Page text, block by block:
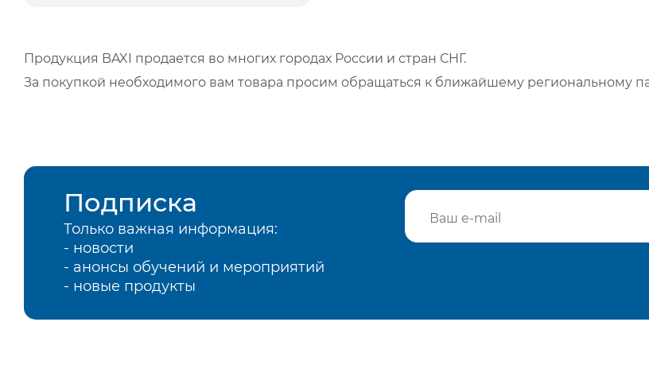
Продукция BAXI продается во многих городах России и стран СНГ.
За покупкой необходимого вам товара просим обращаться к ближайшему региональному
Подписка
Только важная информация:
- новости
- анонсы обучений и мероприятий
- новые продукты